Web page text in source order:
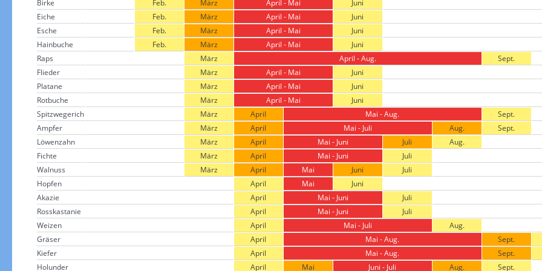
Birke
Feb. März April - Mai
Juni
Eiche
Feb. März April - Mai
Juni
Esche
Feb. März April - Mai
Juni
Hainbuche
Feb. März April - Mai
Juni
Raps
März April - Aug.
Sept.
Flieder
März April - Mai
Juni
Platane
März April - Mai
Juni
Rotbuche
März April - Mai
Juni
Spitzwegerich
März April Mai - Aug.
Sept.
Ampfer
März April Mai - Juli Aug.
Sept.
Löwenzahn
März April Mai - Juni Juli
Aug.
Fichte
März April Mai - Juni
Juli
Walnuss
März April Mai Juni
Juli
Hopfen
April Mai
Juni
Akazie
April Mai - Juni
Juli
Rosskastanie
April Mai - Juni
Juli
Weizen
April Mai - Juli
Aug.
Gräser
April Mai - Aug. Sept.
Kiefer
April Mai - Aug. Sept.
Holunder
April Mai Juni - Juli Aug. Sept.